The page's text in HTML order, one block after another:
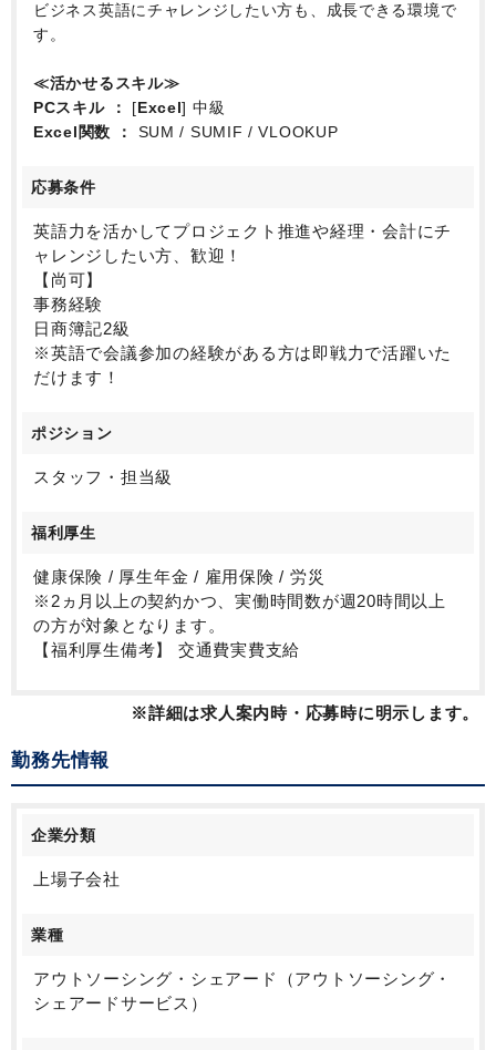
ビジネス英語にチャレンジしたい方も、成長できる環境で
す。
≪活かせるスキル≫
PCスキル
[Excel] 中級
Excel関数
SUM / SUMIF / VLOOKUP
応募条件
英語力を活かしてプロジェクト推進や経理・会計にチ
ャレンジしたい方、歓迎！
【尚可】
事務経験
日商簿記2級
※英語で会議参加の経験がある方は即戦力で活躍いた
だけます！
ポジション
スタッフ・担当級
福利厚生
健康保険 / 厚生年金 / 雇用保険 / 労災
※2ヵ月以上の契約かつ、実働時間数が週20時間以上
の方が対象となります。
【福利厚生備考】 交通費実費支給
※詳細は求人案内時・応募時に明示します。
勤務先情報
企業分類
上場子会社
業種
アウトソーシング・シェアード（アウトソーシング・
シェアードサービス）